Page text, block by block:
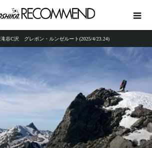
滝谷C沢 グレポン・ルンゼルート(2025/4/23.24)